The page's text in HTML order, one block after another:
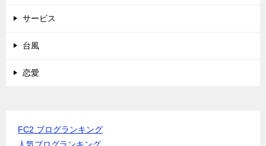
サービス
台風
恋愛
FC2 ブログランキング
人気ブログランキング